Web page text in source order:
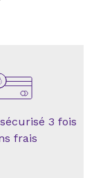
3 fois
frais